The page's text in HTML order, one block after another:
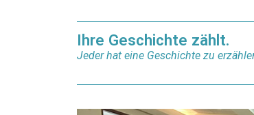
Ihre Geschichte zählt.
Jeder hat eine Geschichte zu